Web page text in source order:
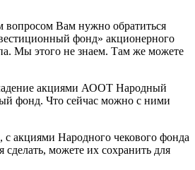
вопросом Вам нужно обратиться
фонд» акционерного
Мы этого не знаем. Там же можете
акциями АООТ Народный
фонд. Что сейчас можно с ними
с акциями Народного чекового фонда
сделать, можете их сохранить для